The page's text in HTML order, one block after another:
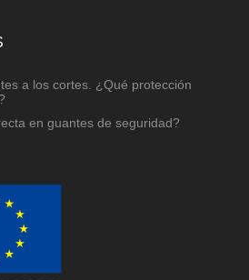
a los cortes. ¿Qué protección
en guantes de seguridad?